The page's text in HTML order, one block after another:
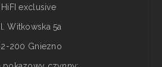
HiFI exclusive
Witkowska 5a
200 Gniezno